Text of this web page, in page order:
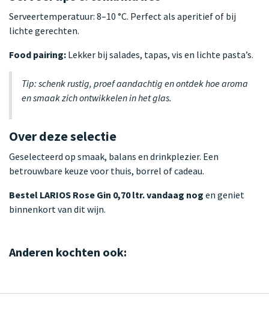
Serveertemperatuur: 8–10 °C. Perfect als aperitief of bij
lichte gerechten.
Food pairing: Lekker bij salades, tapas, vis en lichte pasta’s.
Tip: schenk rustig, proef aandachtig en ontdek hoe aroma
en smaak zich ontwikkelen in het glas.
Over deze selectie
Geselecteerd op smaak, balans en drinkplezier. Een
betrouwbare keuze voor thuis, borrel of cadeau.
Bestel LARIOS Rose Gin 0,70 ltr. vandaag nog en geniet
binnenkort van dit wijn.
Anderen kochten ook: